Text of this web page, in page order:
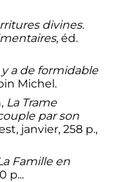
divines.
, éd.
a de formidable
Michel.
La Trame
par son
janvier, 258 p.,
Famille en
p...